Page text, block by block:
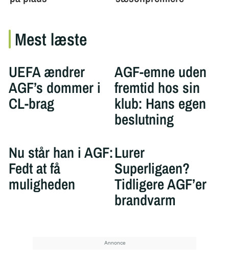
Mest læste
UEFA ændrer
AGF’s dommer i
CL-brag
AGF-emne uden
fremtid hos sin
klub: Hans egen
beslutning
Nu står han i AGF:
Fedt at få
muligheden
Lurer
Superligaen?
Tidligere AGF’er
brandvarm